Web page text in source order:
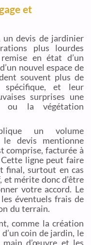
et
un devis de jardinier
plus lourdes
remise en état d’un
nouvel espace de
souvent plus de
et leur
surprises une
la végétation
un volume
devis mentionne
comprise, facturée à
ligne peut faire
final, surtout en cas
et mérite donc d’être
votre accord. Le
éventuels frais de
du terrain.
comme la création
coin de jardin, le
d’œuvre et les